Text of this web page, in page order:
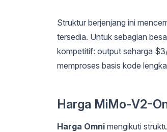
Struktur berjenjang ini
tersedia. Untuk sebagian
kompetitif: output seharga
memproses basis kode
Harga MiMo-V2-
Harga Omni mengikuti